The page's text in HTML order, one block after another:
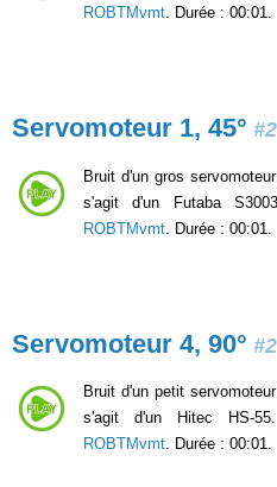
ROBTMvmt. Durée : 00:01.
Servomoteur 1, 45° #2
Bruit d'un gros
s'agit d'un Futaba
ROBTMvmt . Durée : 00:01.
Servomoteur 4, 90° #2
Bruit d'un petit
s'agit d'un Hitec HS-
ROBTMvmt. Durée : 00:01.